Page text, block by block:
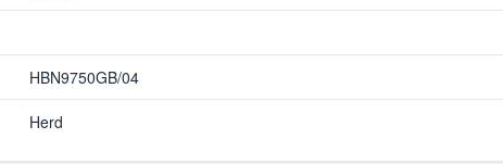
HBN9750GB/04
Herd